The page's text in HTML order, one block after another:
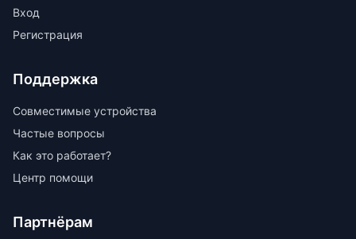
Вход
Регистрация
Поддержка
Совместимые устройства
Частые вопросы
Как это работает?
Центр помощи
Партнёрам